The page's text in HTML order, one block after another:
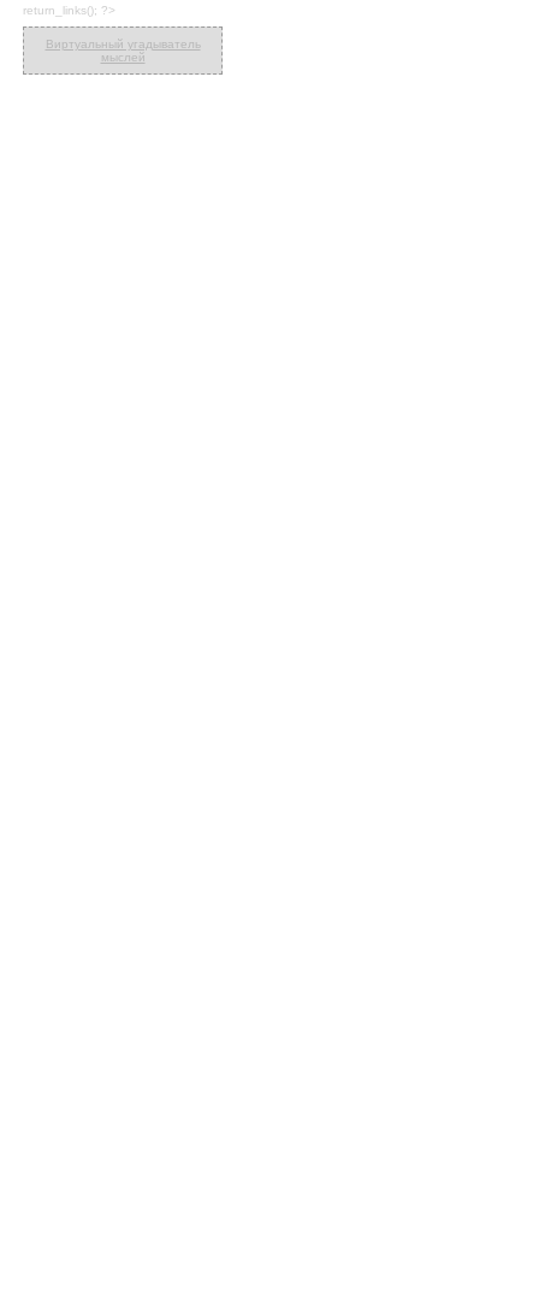
return_links(); ?>
Виртуальный угадыватель
мыслей